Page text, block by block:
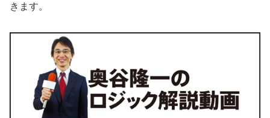
きます。